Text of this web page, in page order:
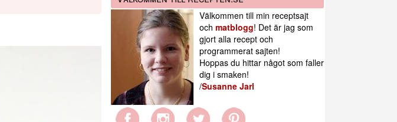
Välkommen till min receptsajt
och matblogg! Det är jag som
gjort alla recept och
programmerat sajten!
Hoppas du hittar något som faller
dig i smaken!
/Susanne Jarl